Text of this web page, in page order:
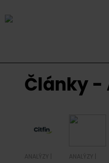
Články -
ANALÝZY ANALÝZY